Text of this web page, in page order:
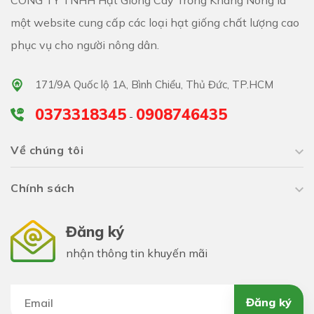
đến 12cm. Kèn hồng cao từ 3-15m. Nguồn gốc xuất xứ
từ Châu Mỹ
Hoa có hình dạng giống hình chuông, 5 thùy phát triển
đều ở đầu, có màu hồng phấn, mọc thành chùm mõi
chùm từ 4-7 hoa trông rất đẹp mắt. Mùa ra hoa từ
tháng 4 -tháng 6 trong năm.
một website cung cấp các loại hạt giống chất lượng cao
phục vụ cho người nông dân.
171/9A Quốc lộ 1A, Bình Chiểu, Thủ Đức, TP.HCM
0373318345 - 0908746435
Về chúng tôi
Chính sách
Đăng ký
nhận thông tin khuyến mãi
Đăng ký